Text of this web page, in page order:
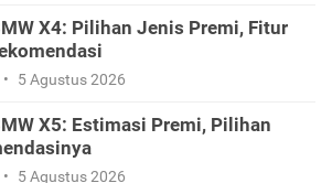
X4: Pilihan Jenis Premi, Fitur
• 5 Agustus 2026
X5: Estimasi Premi, Pilihan
• 5 Agustus 2026